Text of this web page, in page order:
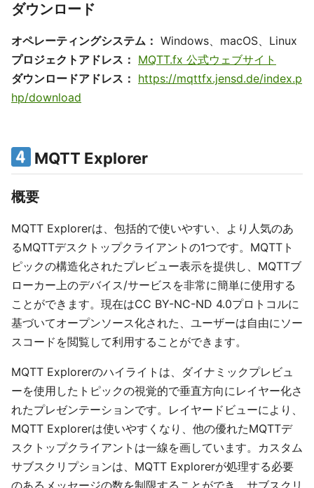
ダウンロード
オペレーティングシステム： Windows、macOS、Linux
プロジェクトアドレス： MQTT.fx 公式ウェブサイト
ダウンロードアドレス： https://mqttfx.jensd.de/index.p
hp/download
MQTT Explorer
概要
MQTT Explorerは、包括的で使いやすい、より人気のあ
るMQTTデスクトップクライアントの1つです。MQTTト
ピックの構造化されたプレビュー表示を提供し、MQTTブ
ローカー上のデバイス/サービスを非常に簡単に使用する
ことができます。現在はCC BY-NC-ND 4.0プロトコルに
基づいてオープンソース化された、ユーザーは自由にソー
スコードを閲覧して利用することができます。
MQTT Explorerのハイライトは、ダイナミックプレビュ
ーを使用したトピックの視覚的で垂直方向にレイヤー化さ
れたプレゼンテーションです。レイヤードビューにより、
MQTT Explorerは使いやすくなり、他の優れたMQTTデ
スクトップクライアントは一線を画しています。カスタム
サブスクリプションは、MQTT Explorerが処理する必要